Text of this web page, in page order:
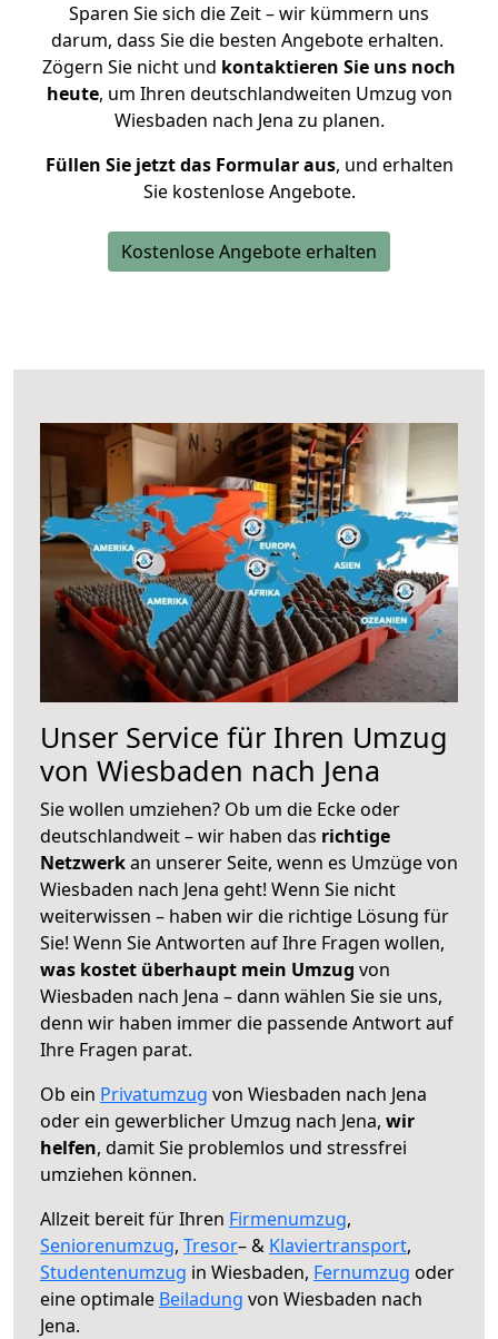
Sparen Sie sich die Zeit – wir kümmern uns
darum, dass Sie die besten Angebote erhalten.
Zögern Sie nicht und kontaktieren Sie uns noch
heute, um Ihren deutschlandweiten Umzug von
Wiesbaden nach Jena zu planen.
Füllen Sie jetzt das Formular aus, und erhalten
Sie kostenlose Angebote.
Kostenlose Angebote erhalten
Unser Service für Ihren Umzug
von Wiesbaden nach Jena
Sie wollen umziehen? Ob um die Ecke oder
deutschlandweit – wir haben das richtige
Netzwerkan unserer Seite, wenn es Umzüge von
Wiesbaden nach Jena geht! Wenn Sie nicht
weiterwissen – haben wir die richtige Lösung für
Sie! Wenn Sie Antworten auf Ihre Fragen wollen,
was kostet überhaupt mein Umzug von
Wiesbaden nach Jena – dann wählen Sie sie uns,
denn wir haben immer die passende Antwort auf
Ihre Fragen parat.
Ob ein Privatumzug von Wiesbaden nach Jena
oder ein gewerblicher Umzug nach Jena, wir
helfen, damit Sie problemlos und stressfrei
umziehen können.
Allzeit bereit für Ihren Firmenumzug,
Seniorenumzug, Tresor– & Klaviertransport,
Studentenumzug in Wiesbaden, Fernumzug oder
eine optimale Beiladung von Wiesbaden nach
Jena.